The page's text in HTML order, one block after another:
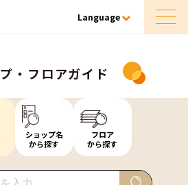
Language
・フロアガイド
ショップ名
から探す
フロア
から探す